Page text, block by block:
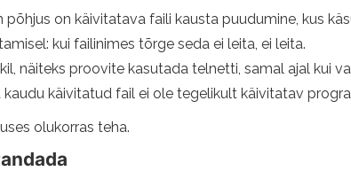
põhjus on käivitatava faili kausta puudumine, kus
kui failinimes tõrge seda ei leita, ei leita.
näiteks proovite kasutada telnetti, samal ajal kui
kaudu käivitatud fail ei ole tegelikult käivitatav
olukorras teha.